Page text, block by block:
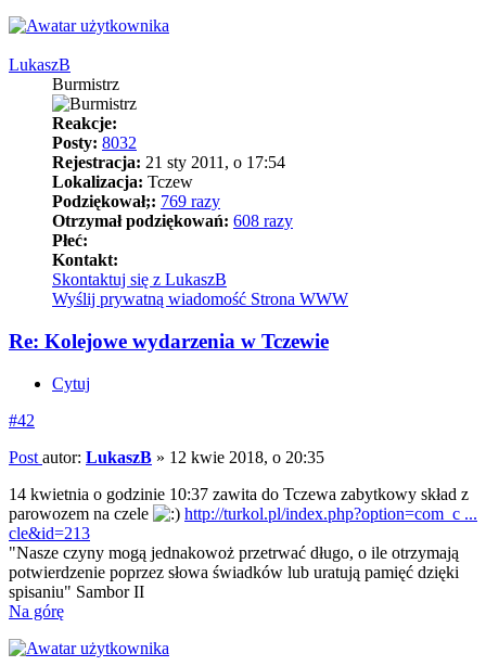
LukaszB
Burmistrz
Reakcje:
Posty: 8032
Rejestracja: 21 sty 2011, o 17:54
Lokalizacja: Tczew
Podziękował;: 769 razy
Otrzymał podziękowań: 608 razy
Płeć:
Kontakt:
Skontaktuj się z LukaszB
Wyślij prywatną wiadomość Strona WWW
Re: Kolejowe wydarzenia w Tczewie
Cytuj
#42
Post autor: LukaszB » 12 kwie 2018, o 20:35
14 kwietnia o godzinie 10:37 zawita do Tczewa zabytkowy skład z
parowozem na czele
http://turkol.pl/index.php?option=com_c ...
cle&id=213
"Nasze czyny mogą jednakowoż przetrwać długo, o ile otrzymają
potwierdzenie poprzez słowa świadków lub uratują pamięć dzięki
spisaniu" Sambor II
Na górę